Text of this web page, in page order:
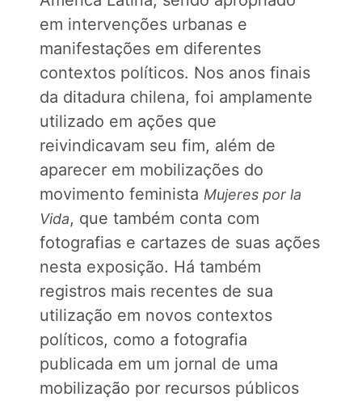
em intervenções urbanas e
manifestações em diferentes
contextos políticos. Nos anos finais
da ditadura chilena, foi amplamente
utilizado em ações que
reivindicavam seu fim, além de
aparecer em mobilizações do
movimento feminista Mujeres por la
Vida, que também conta com
fotografias e cartazes de suas ações
nesta exposição. Há também
registros mais recentes de sua
utilização em novos contextos
políticos, como a fotografia
publicada em um jornal de uma
mobilização por recursos públicos